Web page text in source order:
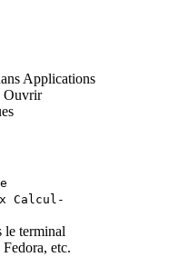
Applications
Ouvrir
Calcul-
le terminal
etc.